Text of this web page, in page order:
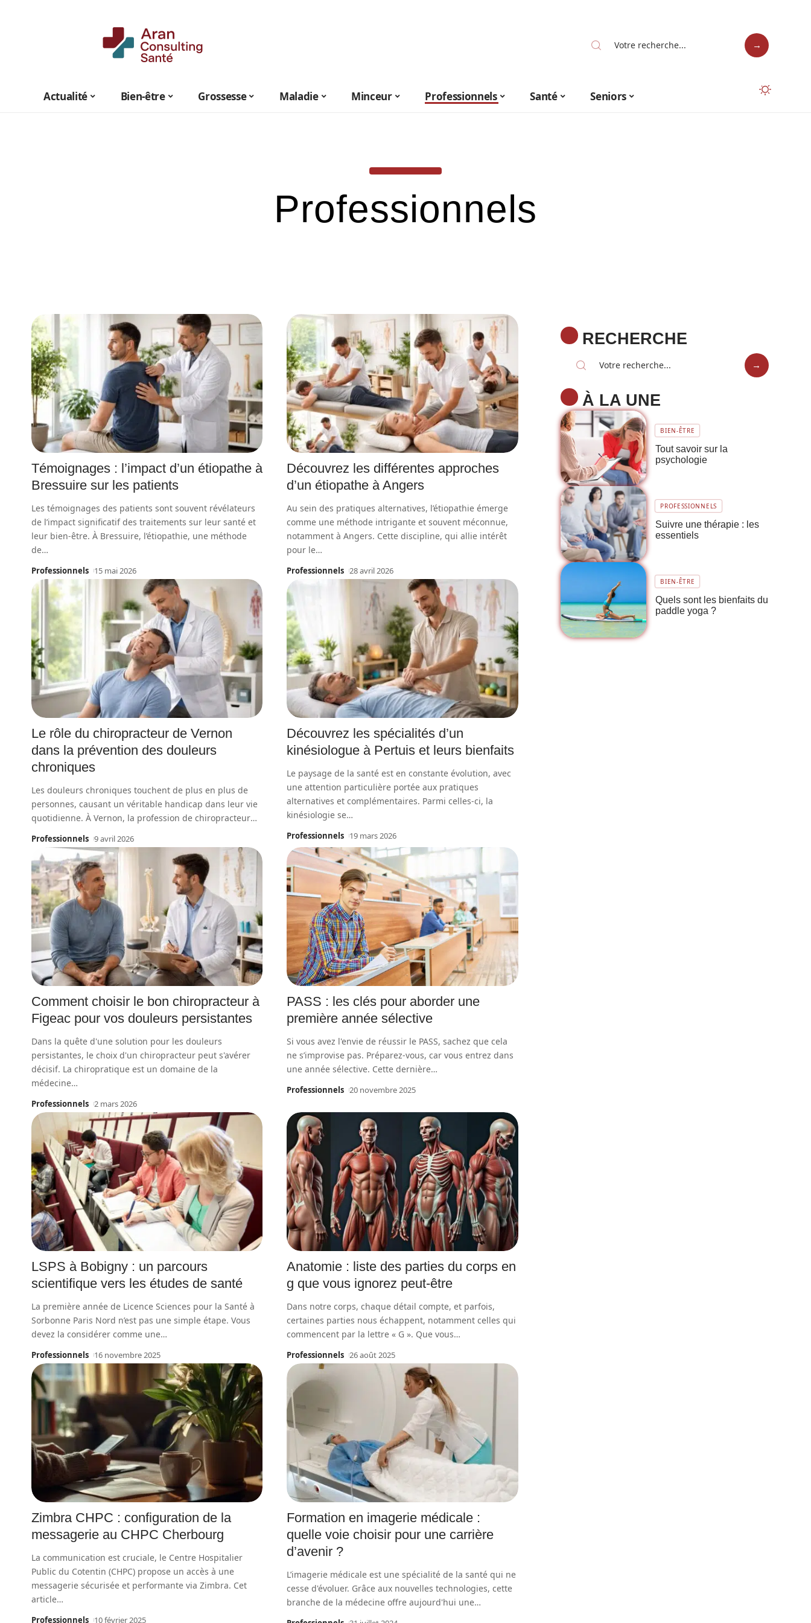
Actualité Bien-être Grossesse Maladie Minceur Professionnels Santé Seniors
Professionnels
Témoignages : l’impact d’un étiopathe à
Bressuire sur les patients
Les témoignages des patients sont souvent révélateurs
de l’impact significatif des traitements sur leur santé et
leur bien-être. À Bressuire, l’étiopathie, une méthode
de…
Professionnels 15 mai 2026
Découvrez les différentes approches
d’un étiopathe à Angers
Au sein des pratiques alternatives, l’étiopathie émerge
comme une méthode intrigante et souvent méconnue,
notamment à Angers. Cette discipline, qui allie intérêt
pour le…
Professionnels 28 avril 2026
Le rôle du chiropracteur de Vernon
dans la prévention des douleurs
chroniques
Les douleurs chroniques touchent de plus en plus de
personnes, causant un véritable handicap dans leur vie
quotidienne. À Vernon, la profession de chiropracteur…
Professionnels 9 avril 2026
Découvrez les spécialités d’un
kinésiologue à Pertuis et leurs bienfaits
Le paysage de la santé est en constante évolution, avec
une attention particulière portée aux pratiques
alternatives et complémentaires. Parmi celles-ci, la
kinésiologie se…
Professionnels 19 mars 2026
Comment choisir le bon chiropracteur à
Figeac pour vos douleurs persistantes
Dans la quête d'une solution pour les douleurs
persistantes, le choix d'un chiropracteur peut s'avérer
décisif. La chiropratique est un domaine de la
médecine…
Professionnels 2 mars 2026
PASS : les clés pour aborder une
première année sélective
Si vous avez l'envie de réussir le PASS, sachez que cela
ne s’improvise pas. Préparez-vous, car vous entrez dans
une année sélective. Cette dernière…
Professionnels 20 novembre 2025
LSPS à Bobigny : un parcours
scientifique vers les études de santé
La première année de Licence Sciences pour la Santé à
Sorbonne Paris Nord n’est pas une simple étape. Vous
devez la considérer comme une…
Professionnels 16 novembre 2025
Anatomie : liste des parties du corps en
g que vous ignorez peut-être
Dans notre corps, chaque détail compte, et parfois,
certaines parties nous échappent, notamment celles qui
commencent par la lettre « G ». Que vous…
Professionnels 26 août 2025
Zimbra CHPC : configuration de la
messagerie au CHPC Cherbourg
La communication est cruciale, le Centre Hospitalier
Public du Cotentin (CHPC) propose un accès à une
messagerie sécurisée et performante via Zimbra. Cet
article…
Professionnels 10 février 2025
Formation en imagerie médicale :
quelle voie choisir pour une carrière
d’avenir ?
L’imagerie médicale est une spécialité de la santé qui ne
cesse d'évoluer. Grâce aux nouvelles technologies, cette
branche de la médecine offre aujourd'hui une…
RECHERCHE
À LA UNE
BIEN-ÊTRE
Tout savoir sur la
psychologie
PROFESSIONNELS
Suivre une thérapie : les
essentiels
BIEN-ÊTRE
Quels sont les bienfaits du
paddle yoga ?